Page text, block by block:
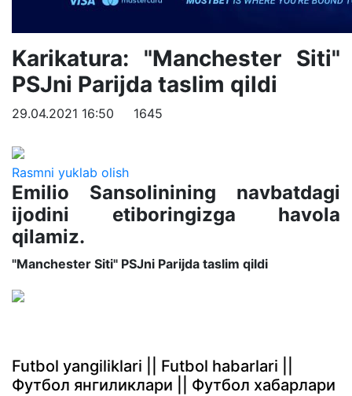
Karikatura: "Manchester Siti"
PSJni Parijda taslim qildi
29.04.2021 16:50 1645
Rasmni yuklab olish
Emilio Sansolinining navbatdagi
ijodini etiboringizga havola
qilamiz.
"Manchester Siti" PSJni Parijda taslim qildi
Futbol yangiliklari || Futbol habarlari ||
Футбол янгиликлари || Футбол хабарлари